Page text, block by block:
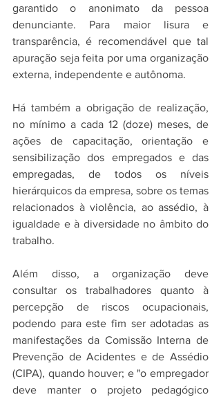
garantido o anonimato da pessoa
denunciante. Para maior lisura e
transparência, é recomendável que tal
apuração seja feita por uma organização
externa, independente e autônoma.
Há também a obrigação de realização,
no mínimo a cada 12 (doze) meses, de
ações de capacitação, orientação e
sensibilização dos empregados e das
empregadas, de todos os níveis
hierárquicos da empresa, sobre os temas
relacionados à violência, ao assédio, à
igualdade e à diversidade no âmbito do
trabalho.
Além disso, a organização deve
consultar os trabalhadores quanto à
percepção de riscos ocupacionais,
podendo para este fim ser adotadas as
manifestações da Comissão Interna de
Prevenção de Acidentes e de Assédio
(CIPA), quando houver; e "o empregador
deve manter o projeto pedagógico